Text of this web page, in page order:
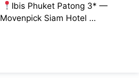
Ibis Phuket Patong 3* —
Movenpick Siam Hotel …